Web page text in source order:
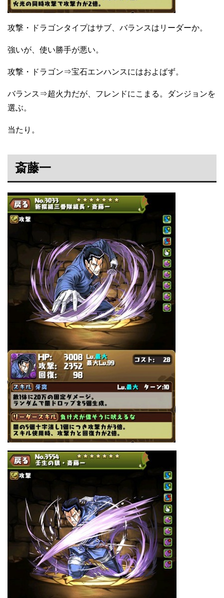
攻撃・ドラゴンタイプはサブ、バランスはリーダーか。
強いが、使い勝手が悪い。
攻撃・ドラゴン⇒宝石エンハンスにはおよばず。
バランス⇒超火力だが、フレンドにこまる。ダンジョンを
選ぶ。
当たり。
斎藤一